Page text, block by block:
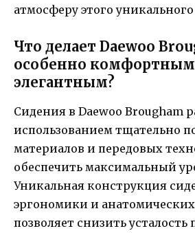
атмосферу этого
Что делает Daewoo
особенно
элегантным?
Сидения в Daewoo Brougham
использованием тщательно
материалов и передовых
обеспечить максимальный
Уникальная конструкция
эргономики и
позволяет снизить